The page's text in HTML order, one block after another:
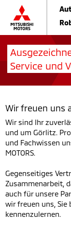
Service und
Wir freuen uns
Wir sind Ihr
und um Görlitz.
und Fachwissen
MOTORS.
Gegenseitiges
Zusammenarbeit,
auch für unsere
wir freuen uns, Sie
kennenzulernen.